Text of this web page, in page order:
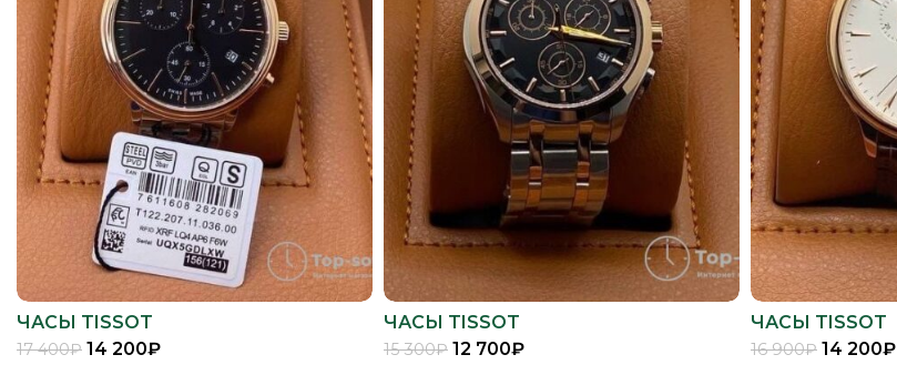
ЧАСЫ TISSOT
17 400₽ 14 200₽
ЧАСЫ TISSOT
15 300₽ 12 700₽
ЧАСЫ TISSOT
16 900₽ 14 200₽